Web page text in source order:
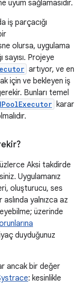
uyum sağlamasıdır.
iş parçacığı
olursa, uygulama
sayısı. Projeye
artıyor, ve en
için ve bekleyen iş
Bunları temel
karar
Aksi takdirde
Uygulamanız
oluşturucu, ses
yalnızca az
üzerinde
duyduğunuz
ancak bir değer
: kesinlikle